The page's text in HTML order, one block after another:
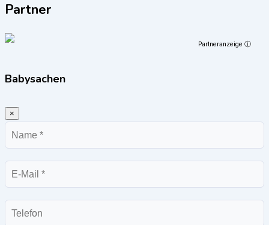
Partner
Partneranzeige ⓘ
Babysachen
×
Name
E-
Mail
Telefon